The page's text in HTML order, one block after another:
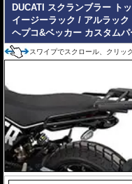
DUCATI スクランブラー ト
イージーラック / アルラック
ヘプコ&ベッカー カスタムパ
スワイプでスクロール、クリッ